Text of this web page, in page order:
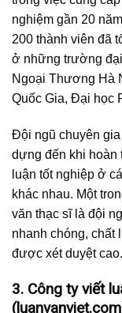
nghiệm gần 20
200 thành viên đã
ở những trường
Ngoại Thương Hà
Quốc Gia, Đại học
Đội ngũ chuyên
dựng đến khi hoàn
luận tốt nghiệp ở
khác nhau. Một
văn thạc sĩ là đội
nhanh chóng, chất
được xét duyệt cao.
3. Công ty viết